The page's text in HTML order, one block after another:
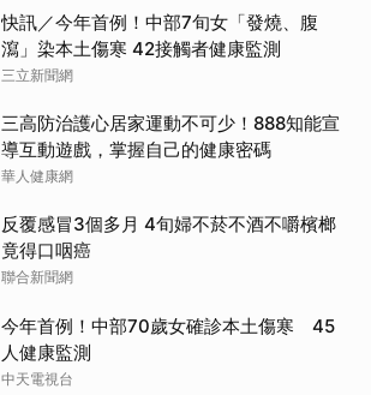
快訊／今年首例！中部7旬女「發燒、腹
瀉」染本土傷寒 42接觸者健康監測
三立新聞網
三高防治護心居家運動不可少！888知能宣
導互動遊戲，掌握自己的健康密碼
華人健康網
反覆感冒3個多月 4旬婦不菸不酒不嚼檳榔
竟得口咽癌
聯合新聞網
今年首例！中部70歲女確診本土傷寒 45
人健康監測
中天電視台